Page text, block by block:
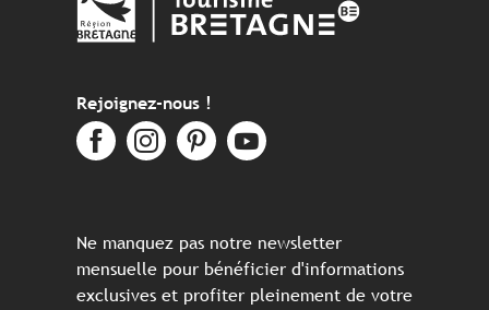
Rejoignez-nous !
Ne manquez pas notre newsletter
mensuelle pour bénéficier d'informations
exclusives et profiter pleinement de votre